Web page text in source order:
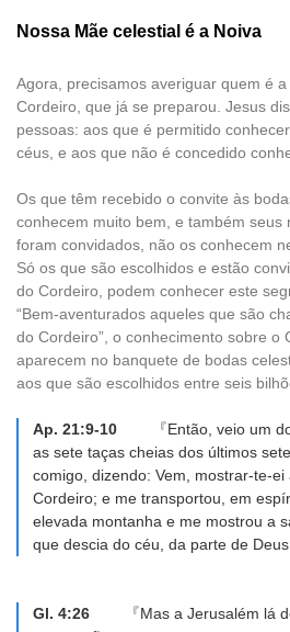
Nossa Mãe celestial é a Noiva
Agora, precisamos averiguar quem é
Cordeiro, que já se preparou. Jesus
pessoas: aos que é permitido
céus, e aos que não é concedido
Os que têm recebido o convite às
conhecem muito bem, e também seus
foram convidados, não os conhecem
Só os que são escolhidos e estão
do Cordeiro, podem conhecer este
“Bem-aventurados aqueles que são
do Cordeiro”, o conhecimento sobre o
aparecem no banquete de bodas
aos que são escolhidos entre seis
Ap. 21:9-10
『Então, veio um
as sete taças cheias dos últimos
comigo, dizendo: Vem, mostrar-te-
Cordeiro; e me transportou, em
elevada montanha e me mostrou a
que descia do céu, da parte de Deus,
Gl. 4:26
『Mas a Jerusalém lá